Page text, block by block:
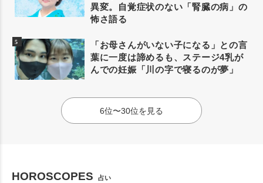
異変。自覚症状のない「腎臓の病」の
怖さ語る
「お母さんがいない子になる」との言
葉に一度は諦めるも、ステージ4乳が
んでの妊娠「川の字で寝るのが夢」
6位〜30位を見る
HOROSCOPES 占い